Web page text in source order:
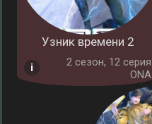
Узник времени 2
2 cезон, 12 серия
ONA